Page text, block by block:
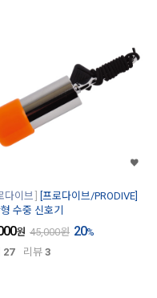
다이브
[프로다이브/PRODIVE]
수중 신호기
원 45,000원 20%
27 리뷰 3